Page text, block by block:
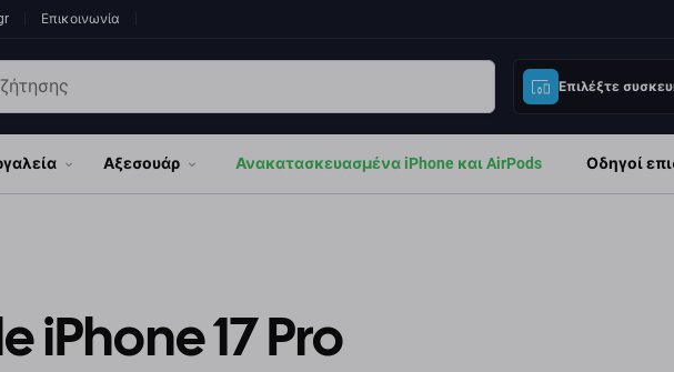
Επικοινωνία
Επιλέξτε
Αξεσουάρ Ανακατασκευασμένα iPhone και AirPods Οδηγοί
iPhone 17 Pro